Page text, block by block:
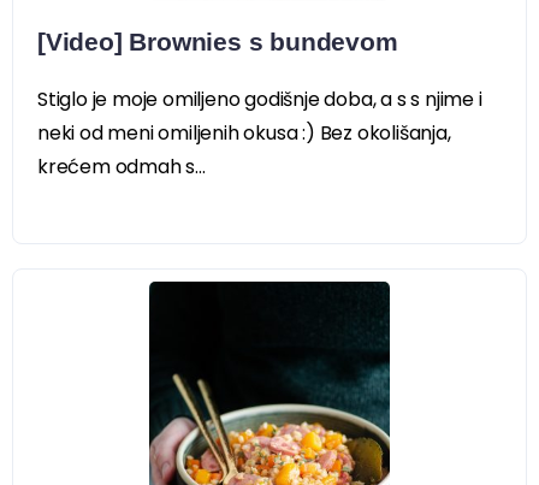
[Video] Brownies s bundevom
Stiglo je moje omiljeno godišnje doba, a s s njime i
neki od meni omiljenih okusa :) Bez okolišanja,
krećem odmah s...